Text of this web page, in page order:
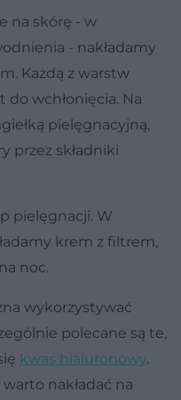
na skórę - w
- nakładamy
Każdą z warstw
wchłonięcia. Na
pielęgnacyjną,
przez składniki
pielęgnacji. W
krem z filtrem,
noc.
wykorzystywać
polecane są te,
kwas hialuronowy.
nakładać na